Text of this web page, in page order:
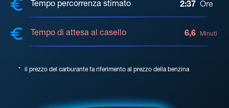
Tempo percorrenza stimato 2:37 Ore
Tempo di attesa al casello 6,6 Minuti
* il prezzo del carburante fa riferimento al prezzo della benzina